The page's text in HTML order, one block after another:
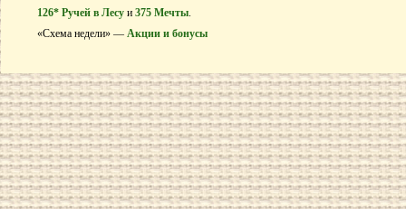
126* Ручей в Лесу и 375 Мечты.
«Схема недели» — Акции и бонусы